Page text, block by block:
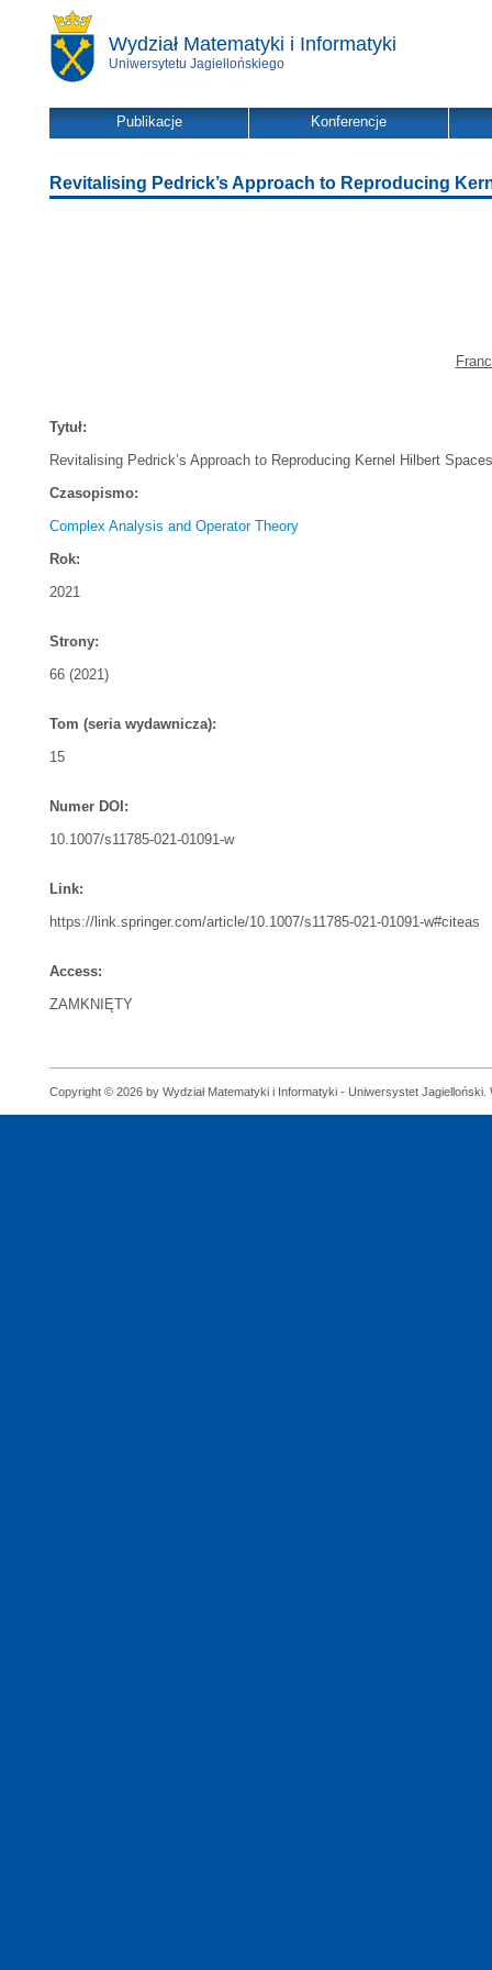
Wydział Matematyki i Informatyki
Uniwersytetu Jagiellońskiego
Publikacje Konferencje
Revitalising Pedrick’s Approach to Reproducing
Tytuł:
Revitalising Pedrick’s Approach to Reproducing Kernel Hilbert Spaces
Czasopismo:
Complex Analysis and Operator Theory
Rok:
2021
Strony:
66 (2021)
Tom (seria wydawnicza):
15
Numer DOI:
10.1007/s11785-021-01091-w
Link:
https://link.springer.com/article/10.1007/s11785-021-01091-w#citeas
Access:
ZAMKNIĘTY
Copyright © 2026 by Wydział Matematyki i Informatyki - Uniwersystet